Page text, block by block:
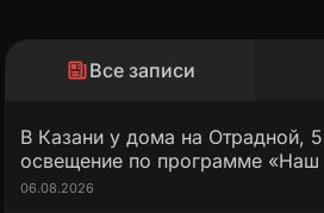
Все записи
В Казани у дома на Отрадной,
освещение по программе «Наш
06.08.2026